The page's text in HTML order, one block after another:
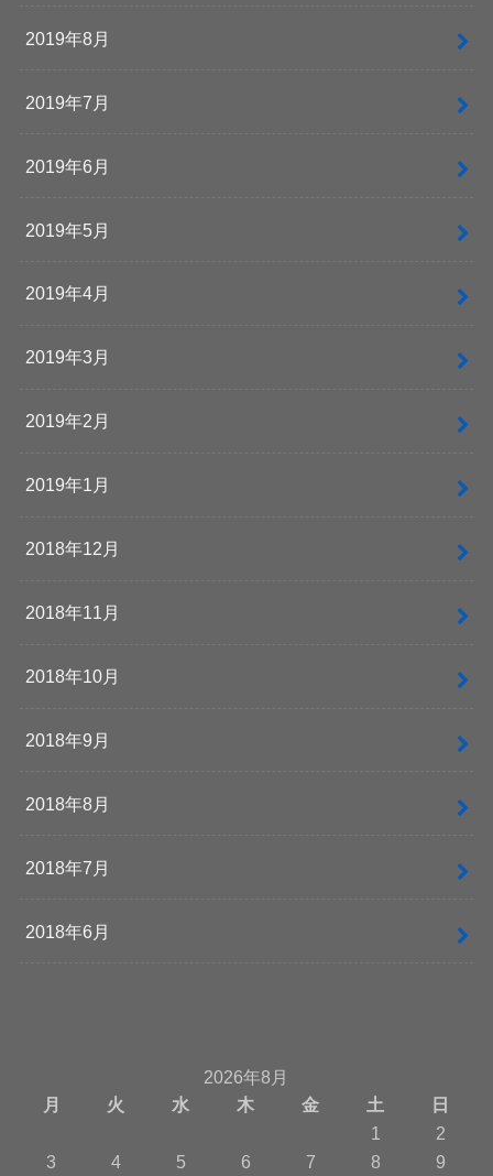
2019年8月
2019年7月
2019年6月
2019年5月
2019年4月
2019年3月
2019年2月
2019年1月
2018年12月
2018年11月
2018年10月
2018年9月
2018年8月
2018年7月
2018年6月
2026年8月
月
火 水 木 金 土
日
1
2
3
4 5 6 7 8 9